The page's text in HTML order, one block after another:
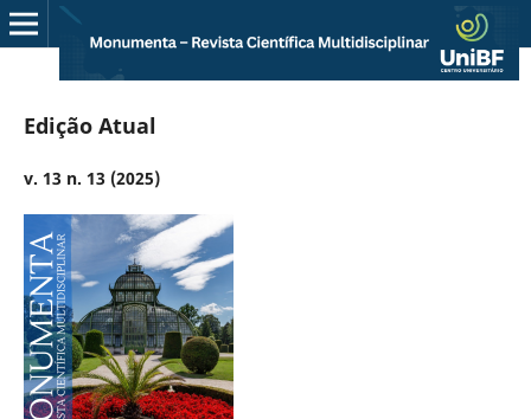
Edição Atual
v. 13 n. 13 (2025)